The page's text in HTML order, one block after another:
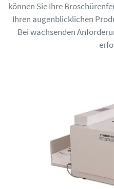
können Sie Ihre
Ihren augenblicklichen
Bei wachsenden